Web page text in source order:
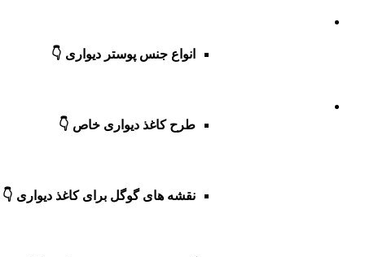
انواع جنس پوستر دیواری 👇
طرح کاغذ دیواری خاص 👇
نقشه های گوگل برای کاغذ دیواری 👇